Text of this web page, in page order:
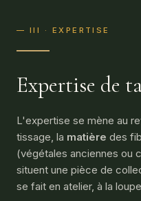
— III · EXPERTISE
Expertise de
L'expertise se mène au
tissage, la matière des
(végétales anciennes ou
situent une pièce de
se fait en atelier, à la